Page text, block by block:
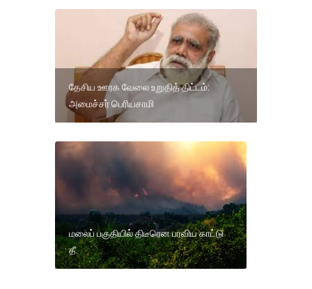
தேசிய ஊரக வேலை உறுதித் திட்டம்:
அமைச்சர் பெரியசாமி
மலைப் பகுதியில் திடீரென பரவிய காட்டு
தீ.